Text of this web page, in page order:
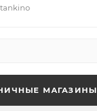
МАГАЗИНЫ